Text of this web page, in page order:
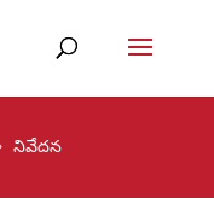
నివేదన